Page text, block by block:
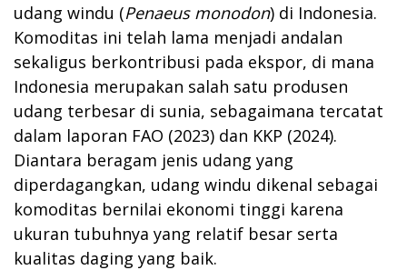
udang windu (Penaeus monodon) di Indonesia.
Komoditas ini telah lama menjadi andalan
sekaligus berkontribusi pada ekspor, di mana
Indonesia merupakan salah satu produsen
udang terbesar di sunia, sebagaimana tercatat
dalam laporan FAO (2023) dan KKP (2024).
Diantara beragam jenis udang yang
diperdagangkan, udang windu dikenal sebagai
komoditas bernilai ekonomi tinggi karena
ukuran tubuhnya yang relatif besar serta
kualitas daging yang baik.